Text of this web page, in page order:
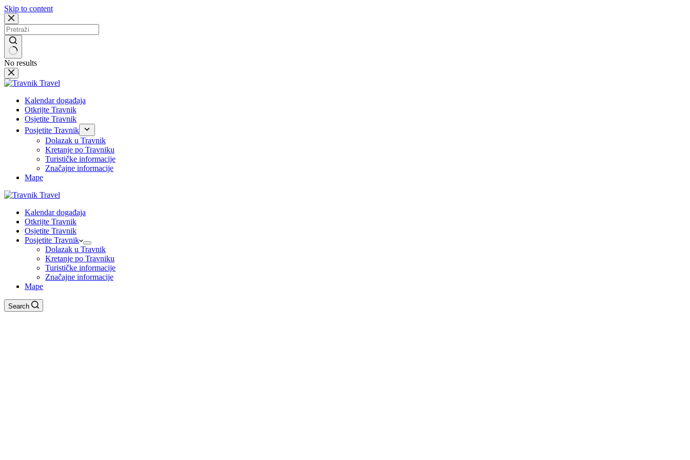
Skip to content
No results
Kalendar događaja
Otkrijte Travnik
Osjetite Travnik
Posjetite Travnik
Dolazak u Travnik
Kretanje po Travniku
Turističke informacije
Značajne informacije
Mape
Kalendar događaja
Otkrijte Travnik
Osjetite Travnik
Posjetite Travnik
Dolazak u Travnik
Kretanje po Travniku
Turističke informacije
Značajne informacije
Mape
Search